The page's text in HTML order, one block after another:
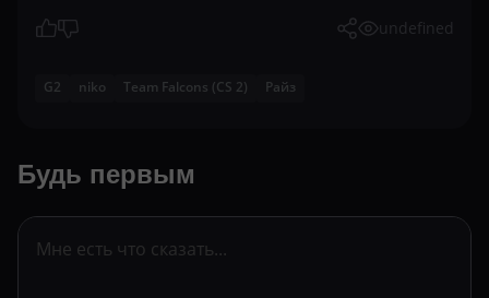
undefined
G2 niko Team Falcons (CS 2) Райз
Будь первым